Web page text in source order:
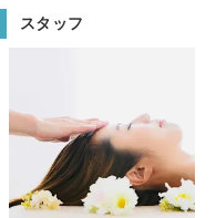
スタッフ